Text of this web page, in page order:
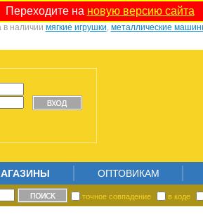
Переходите на новую версию сайта
в наличии мягкие игрушки, металлические
ОПТОВИКАМ
точное совпадение в коде